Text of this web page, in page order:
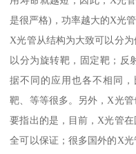
是很严格)，功率越大的X光
X光管从结构为大致可以分
以分为旋转靶，固定靶；反
据不同的应用也各不相同
靶、等等很多。另外，X光
要指出的是，目前，X光管
全可以保证；很多国外的X